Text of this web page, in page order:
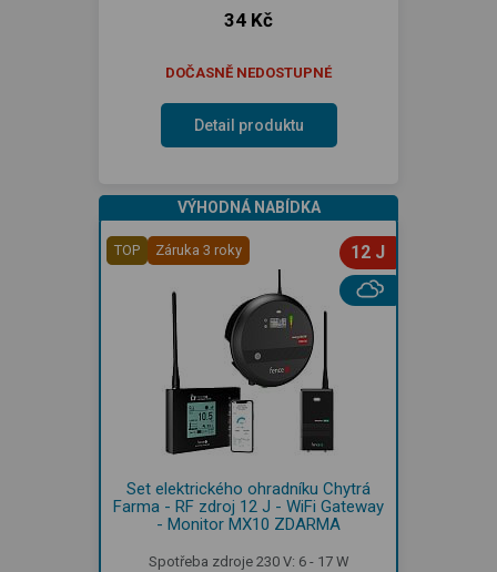
34 Kč
DOČASNĚ NEDOSTUPNÉ
Detail produktu
VÝHODNÁ NABÍDKA
TOP Záruka 3 roky 12 J
Set elektrického ohradníku Chytrá
Farma - RF zdroj 12 J - WiFi Gateway
- Monitor MX10 ZDARMA
Spotřeba zdroje 230 V: 6 - 17 W